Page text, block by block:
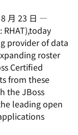
月 23 日 —
RHAT),today
provider of data
roster
Certified
from these
the JBoss
leading open